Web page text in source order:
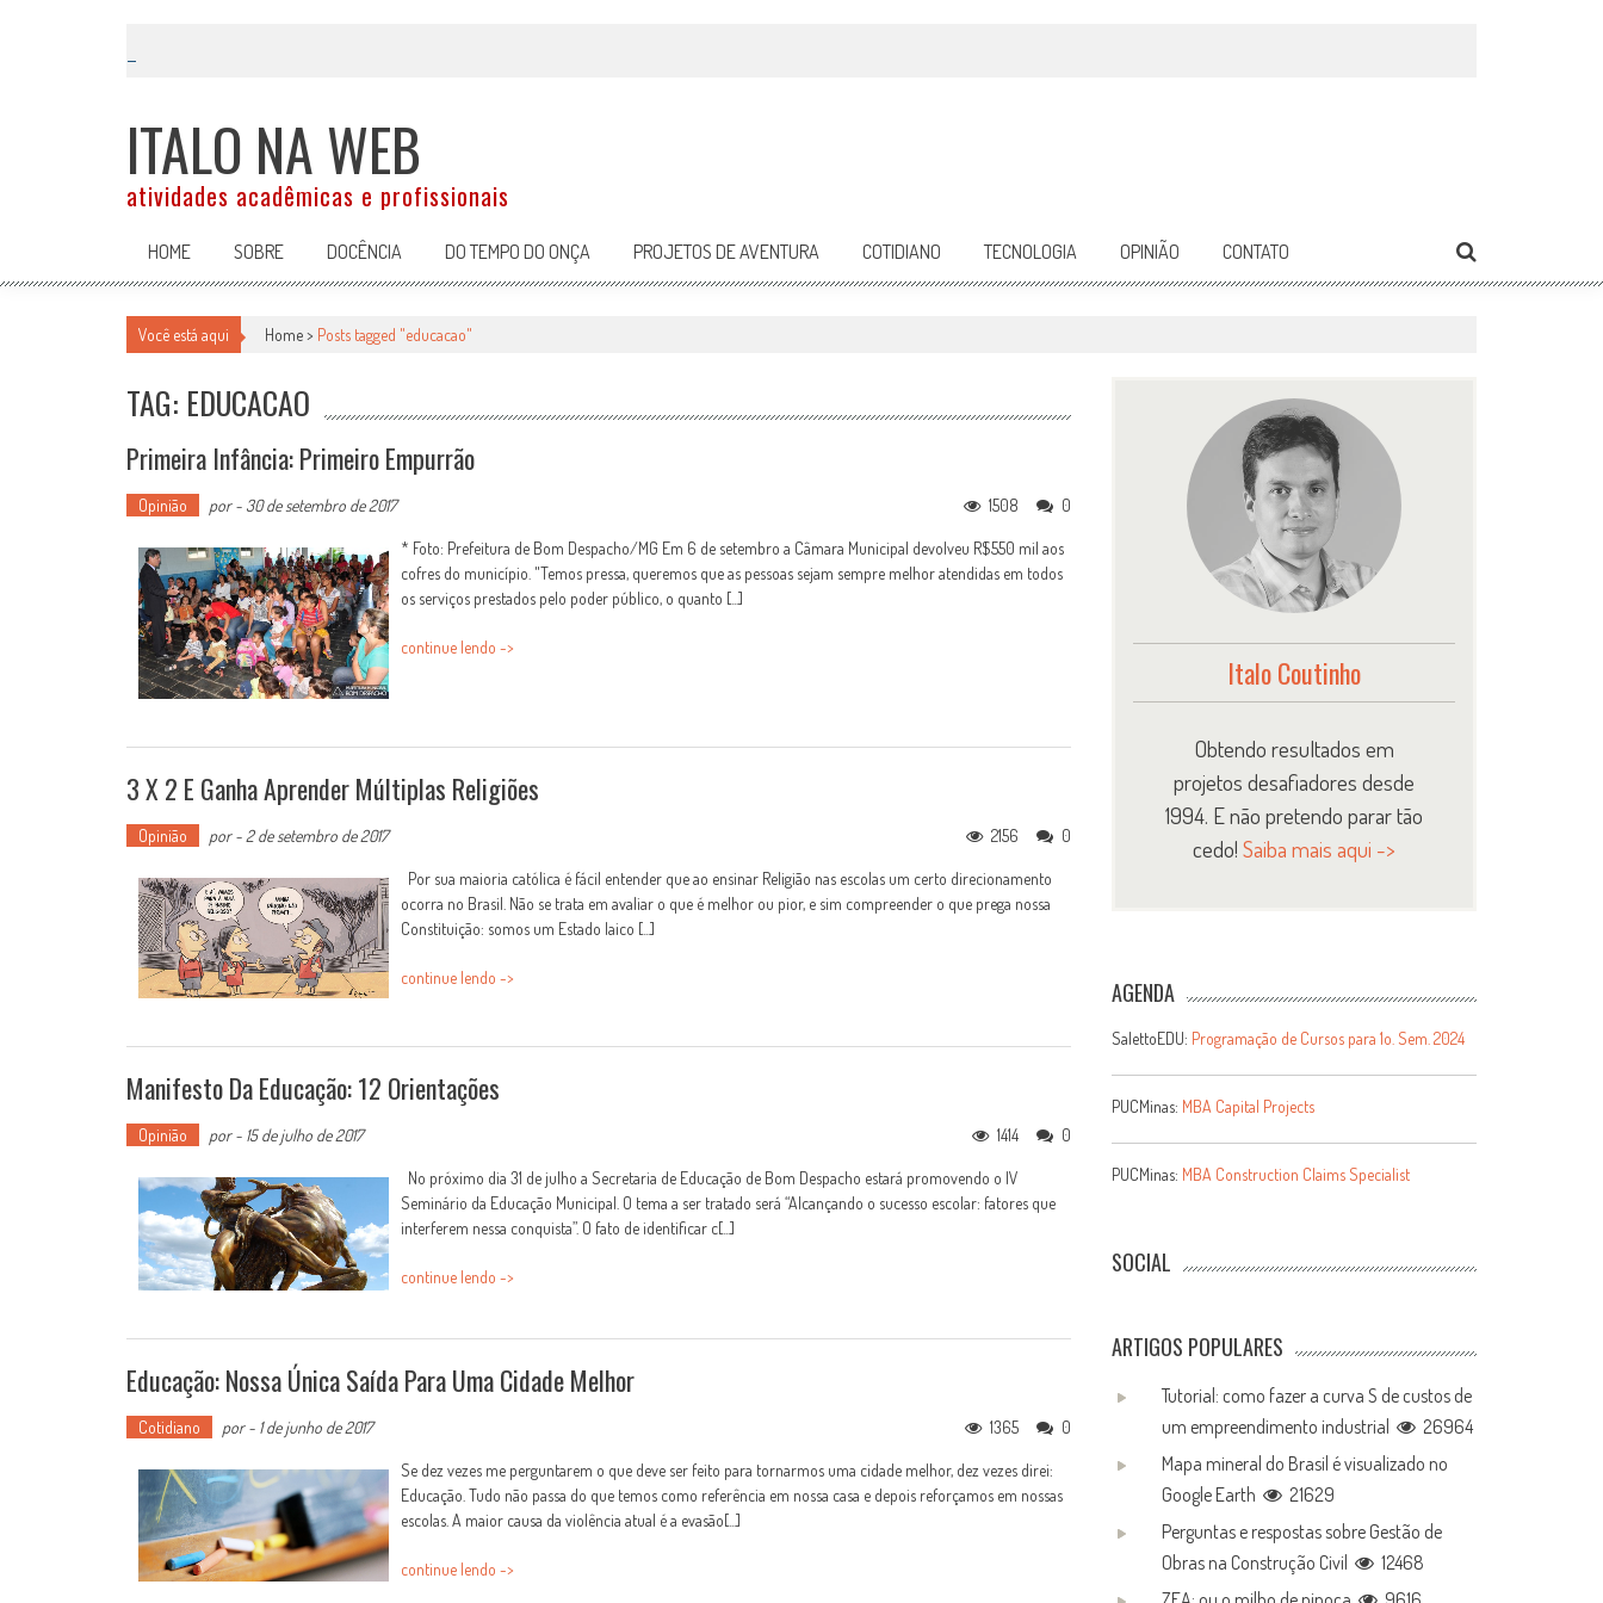
ITALO NA WEB
atividades acadêmicas e profissionais
HOME SOBRE DOCÊNCIA DO TEMPO DO ONÇA PROJETOS DE AVENTURA COTIDIANO TECNOLOGIA OPINIÃO CONTATO
Você está aqui Home > Posts tagged "educacao"
TAG: EDUCACAO
Primeira Infância: Primeiro Empurrão
Opinião por- 30 de setembro de 2017 0
1508
* Foto: Prefeitura de Bom Despacho/MG Em 6 de setembro a Câmara Municipal devolveu R$550 mil aos
cofres do município. "Temos pressa, queremos que as pessoas sejam sempre melhor atendidas em todos
os serviços prestados pelo poder público, o quanto [...]
continue lendo ->
3 X 2 E Ganha Aprender Múltiplas Religiões
Opinião por-2 de setembro de 2017 0
2156
Por sua maioria católica é fácil entender que ao ensinar Religião nas escolas um certo direcionamento
ocorra no Brasil. Não se trata em avaliar o que é melhor ou pior, e sim compreender o que prega nossa
Constituição: somos um Estado laico [...]
continue lendo ->
Manifesto Da Educação: 12 Orientações
Opinião por- 15 de julho de 2017 0
1414
No próximo dia 31 de julho a Secretaria de Educação de Bom Despacho estará promovendo o IV
Seminário da Educação Municipal. O tema a ser tratado será “Alcançando o sucesso escolar: fatores que
interferem nessa conquista”. O fato de identificar c[...]
continue lendo ->
Educação: Nossa Única Saída Para Uma Cidade Melhor
Cotidiano por- 1 de junho de 2017 0
1365
Se dez vezes me perguntarem o que deve ser feito para tornarmos uma cidade melhor, dez vezes direi:
Educação. Tudo não passa do que temos como referência em nossa casa e depois reforçamos em nossas
escolas. A maior causa da violência atual é a evasão[...]
continue lendo ->
Italo Coutinho
Obtendo resultados em
projetos desafiadores desde
1994. E não pretendo parar tão
cedo!Saiba mais aqui ->
AGENDA
SalettoEDU: Programação de Cursos para 1o. Sem. 2024
PUCMinas: MBA Capital Projects
PUCMinas: MBA Construction Claims Specialist
SOCIAL
ARTIGOS POPULARES
Tutorial: como fazer a curva S de custos de
um empreendimento industrial
26964
Mapa mineral do Brasil é visualizado no
Google Earth
21629
Perguntas e respostas sobre Gestão de
Obras na Construção Civil
12468